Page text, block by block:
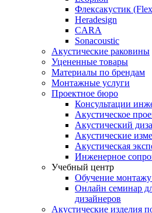
Флексакустик
Heradesign
CARA
Sonacoustic
Акустические раковины
Уцененные товары
Материалы по брендам
Монтажные услуги
Проектное бюро
Консультации
Акустическое
Акустический
Акустические
Акустическая
Инженерное
Учебный центр
Обучение монтажу
Онлайн семинар
дизайнеров
Акустические изделия